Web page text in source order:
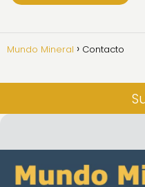
Mundo Mineral Contacto